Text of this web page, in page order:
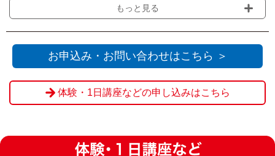
お申込みいただき、申込締切までに選択されたコンビニ
でのお支払いをお願いいたします。
済を利用せず送信』をクリックください。
※教材費は当日現金にてお支払いいただきます。
※申込締切を過ぎてからのお客様都合によるご欠席・キ
もっと見る
お申込み・お問い合わせはこちら ＞
体験・1日講座などの申し込みはこちら